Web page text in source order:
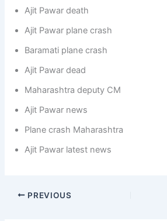
Ajit Pawar death
Ajit Pawar plane crash
Baramati plane crash
Ajit Pawar dead
Maharashtra deputy CM
Ajit Pawar news
Plane crash Maharashtra
Ajit Pawar latest news
PREVIOUS